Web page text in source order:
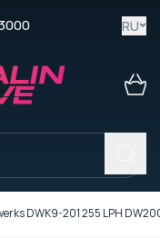
RU
DWK9-201 255 LPH